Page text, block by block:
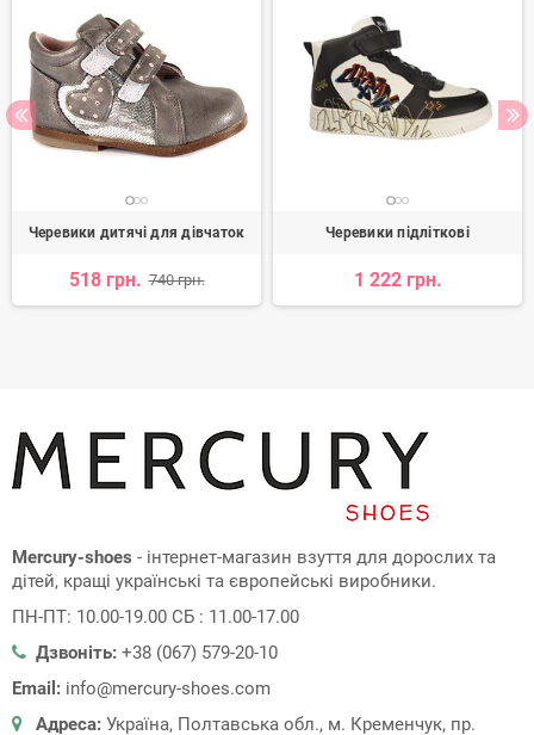
Черевики дитячі для дівчаток
518 грн. 740 грн.
Черевики підліткові
1 222 грн.
Mercury-shoes - інтернет-магазин взуття для дорослих та
дітей, кращі українські та європейські виробники.
ПН-ПТ: 10.00-19.00 СБ : 11.00-17.00
Дзвоніть: +38 (067) 579-20-10
Email: info@mercury-shoes.com
Адреса: Україна, Полтавська обл., м. Кременчук, пр.